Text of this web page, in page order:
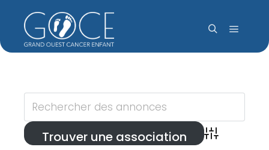
Menu
Accueil»Associations nationales
Advanced